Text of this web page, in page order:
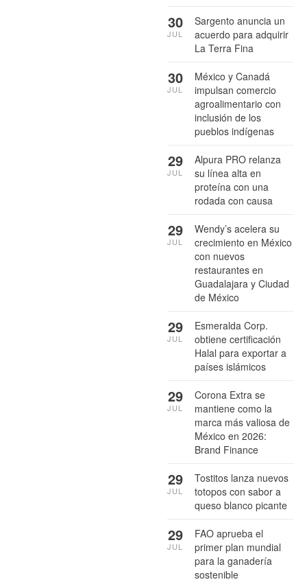
Sargento anuncia un
acuerdo para adquirir
La Terra Fina
30
JUL
México y Canadá
impulsan comercio
agroalimentario con
inclusión de los
pueblos indígenas
30
JUL
Alpura PRO relanza
su línea alta en
proteína con una
rodada con causa
29
JUL
Wendy’s acelera su
crecimiento en México
con nuevos
restaurantes en
Guadalajara y Ciudad
de México
29
JUL
Esmeralda Corp.
obtiene certificación
Halal para exportar a
países islámicos
29
JUL
Corona Extra se
mantiene como la
marca más valiosa de
México en 2026:
Brand Finance
29
JUL
Tostitos lanza nuevos
totopos con sabor a
queso blanco picante
29
JUL
FAO aprueba el
primer plan mundial
para la ganadería
sostenible
29
JUL